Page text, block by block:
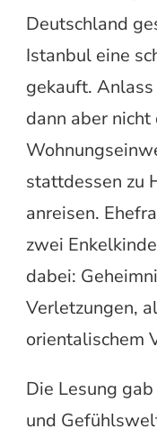
Deutschland
Istanbul eine
gekauft.
dann aber
stattdessen zu
anreisen.
zwei
dabei:
Verletzungen,
orientalischem
Die Lesung
und